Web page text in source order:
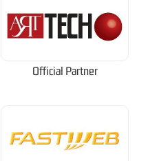
Official Partner